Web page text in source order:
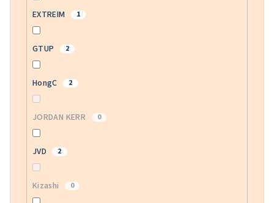
EXTREIM 1
GTUP 2
HongC 2
JORDAN KERR 0
JVD 2
Kizashi 0